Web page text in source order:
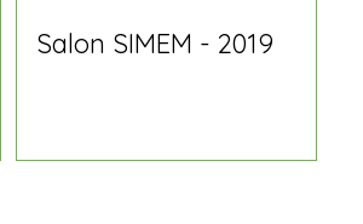
Salon SIMEM - 2019